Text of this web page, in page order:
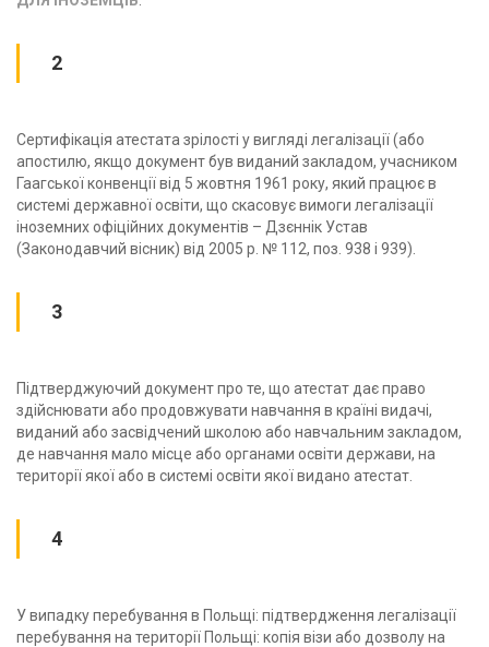
2
Сертифікація атестата зрілості у вигляді легалізації (або
апостилю, якщо документ був виданий закладом, учасником
Гаагської конвенції від 5 жовтня 1961 року, який працює в
системі державної освіти, що скасовує вимоги легалізації
іноземних офіційних документів – Дзєннік Устав
(Законодавчий вісник) від 2005 р. № 112, поз. 938 i 939).
3
Підтверджуючий документ про те, що атестат дає право
здійснювати або продовжувати навчання в країні видачі,
виданий або засвідчений школою або навчальним закладом,
де навчання мало місце або органами освіти держави, на
території якої або в системі освіти якої видано атестат.
4
У випадку перебування в Польщі: підтвердження легалізації
перебування на території Польщі: копія візи або дозволу на